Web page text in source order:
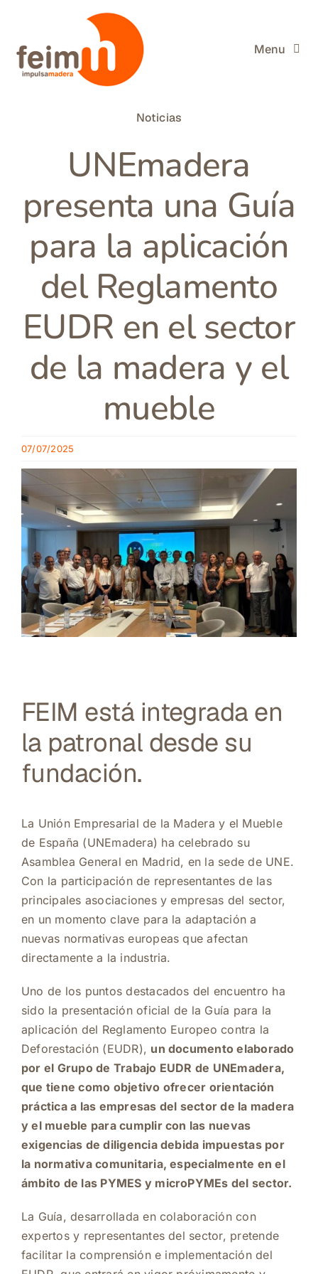
contenido
Menu
La Madera
Información útil
Actualidad
Buscar:
Noticias
UNEmadera
presenta una Guía
para la aplicación
del Reglamento
EUDR en el sector
de la madera y el
mueble
07/07/2025
FEIM está integrada en
la patronal desde su
fundación.
La Unión Empresarial de la Madera y el Mueble
de España (UNEmadera) ha celebrado su
Asamblea General en Madrid, en la sede de UNE.
Con la participación de representantes de las
principales asociaciones y empresas del sector,
en un momento clave para la adaptación a
nuevas normativas europeas que afectan
directamente a la industria.
Uno de los puntos destacados del encuentro ha
sido la presentación oficial de la Guía para la
aplicación del Reglamento Europeo contra la
Deforestación (EUDR), un documento elaborado
por el Grupo de Trabajo EUDR de UNEmadera,
que tiene como objetivo ofrecer orientación
práctica a las empresas del sector de la madera
y el mueble para cumplir con las nuevas
exigencias de diligencia debida impuestas por
la normativa comunitaria, especialmente en el
ámbito de las PYMES y microPYMEs del sector.
La Guía, desarrollada en colaboración con
expertos y representantes del sector, pretende
facilitar la comprensión e implementación del